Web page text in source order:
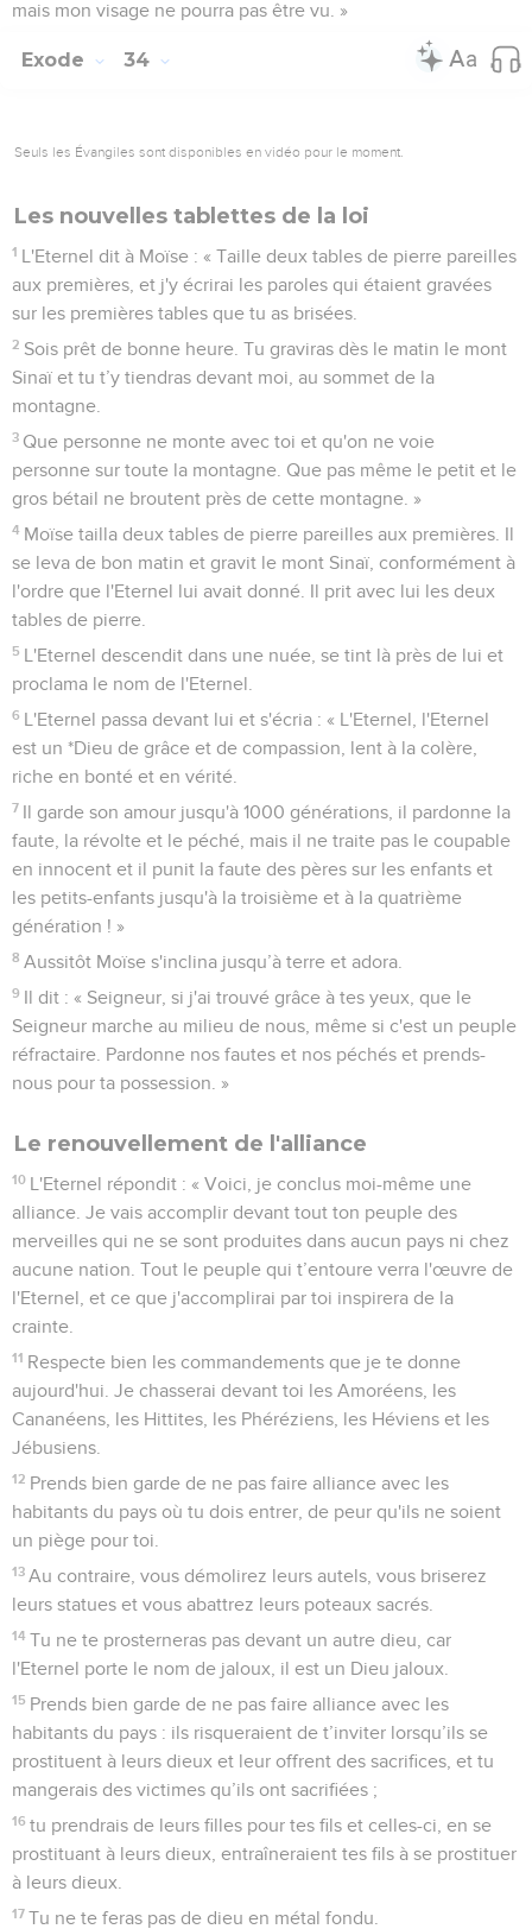
mais mon visage ne pourra pas être vu. »
Exode 34
Seuls les Évangiles sont disponibles en vidéo pour le moment.
Les nouvelles tablettes de la loi
1 L'Eternel dit à Moïse : « Taille deux tables de pierre pareilles
aux premières, et j'y écrirai les paroles qui étaient gravées
sur les premières tables que tu as brisées.
2 Sois prêt de bonne heure. Tu graviras dès le matin le mont
Sinaï et tu t’y tiendras devant moi, au sommet de la
montagne.
3 Que personne ne monte avec toi et qu'on ne voie
personne sur toute la montagne. Que pas même le petit et le
gros bétail ne broutent près de cette montagne. »
4 Moïse tailla deux tables de pierre pareilles aux premières. Il
se leva de bon matin et gravit le mont Sinaï, conformément à
l'ordre que l'Eternel lui avait donné. Il prit avec lui les deux
tables de pierre.
5 L'Eternel descendit dans une nuée, se tint là près de lui et
proclama le nom de l'Eternel.
6 L'Eternel passa devant lui et s'écria : « L'Eternel, l'Eternel
est un *Dieu de grâce et de compassion, lent à la colère,
riche en bonté et en vérité.
7 Il garde son amour jusqu'à 1000 générations, il pardonne la
faute, la révolte et le péché, mais il ne traite pas le coupable
en innocent et il punit la faute des pères sur les enfants et
les petits-enfants jusqu'à la troisième et à la quatrième
génération ! »
8 Aussitôt Moïse s'inclina jusqu’à terre et adora.
9 Il dit : « Seigneur, si j'ai trouvé grâce à tes yeux, que le
Seigneur marche au milieu de nous, même si c'est un peuple
réfractaire. Pardonne nos fautes et nos péchés et prends-
nous pour ta possession. »
Le renouvellement de l'alliance
10 L'Eternel répondit : « Voici, je conclus moi-même une
alliance. Je vais accomplir devant tout ton peuple des
merveilles qui ne se sont produites dans aucun pays ni chez
aucune nation. Tout le peuple qui t’entoure verra l'œuvre de
l'Eternel, et ce que j'accomplirai par toi inspirera de la
crainte.
11 Respecte bien les commandements que je te donne
aujourd'hui. Je chasserai devant toi les Amoréens, les
Cananéens, les Hittites, les Phéréziens, les Héviens et les
Jébusiens.
12 Prends bien garde de ne pas faire alliance avec les
habitants du pays où tu dois entrer, de peur qu'ils ne soient
un piège pour toi.
13 Au contraire, vous démolirez leurs autels, vous briserez
leurs statues et vous abattrez leurs poteaux sacrés.
14 Tu ne te prosterneras pas devant un autre dieu, car
l'Eternel porte le nom de jaloux, il est un Dieu jaloux.
15 Prends bien garde de ne pas faire alliance avec les
habitants du pays : ils risqueraient de t’inviter lorsqu’ils se
prostituent à leurs dieux et leur offrent des sacrifices, et tu
mangerais des victimes qu’ils ont sacrifiées ;
16 tu prendrais de leurs filles pour tes fils et celles-ci, en se
prostituant à leurs dieux, entraîneraient tes fils à se prostituer
à leurs dieux.
17 Tu ne te feras pas de dieu en métal fondu.